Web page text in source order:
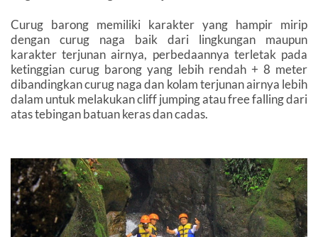
Curug barong memiliki karakter yang hampir mirip
dengan curug naga baik dari lingkungan maupun
karakter terjunan airnya, perbedaannya terletak pada
ketinggian curug barong yang lebih rendah + 8 meter
dibandingkan curug naga dan kolam terjunan airnya lebih
dalam untuk melakukan cliff jumping atau free falling dari
atas tebingan batuan keras dan cadas.